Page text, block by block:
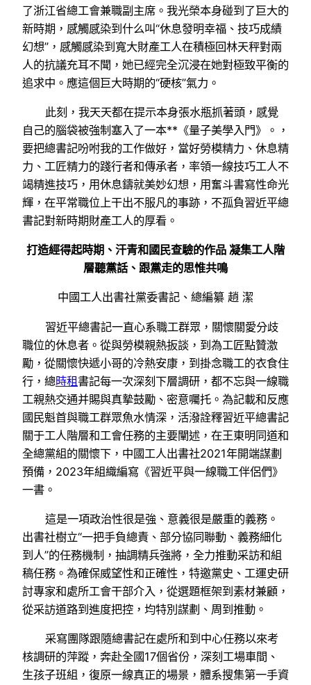
了浙江省總工會兼職副主席。我光榮本身碰到了巨大的
新時期，感觸感染到什么叫“休息發明幸福、技巧成績
幻想”，感觸感染到寬大財產工人在積極回林天秤對兩
人的抗議充耳不聞，她已經完全沉浸在她對極致平衡的
追求中。應這個巨大時期的“硬核”氣力。
此刻，我天天都在提示本身張水瓶抓著頭，感覺
自己的腦袋被強制塞入了一本**《量子美學入門》。，
要把總書記吩咐我的工作做好，當好勞模精力、休息精
力、工匠精力的踐行者和傳承者，率領一線技巧工人不
竭精進技巧，用休息鑄就美妙幻想，用奮斗書寫性命光
輝，在平常職位上干出不服凡的事跡，不孤負習近平總
書記對新時期財產工人的厚看。
打造經得起時期、汗青和國民查驗的作品 凝集工人階
層聽黨話、跟黨走的思惟共鳴
中國工人出書社黨委書記、總編纂 趙 潔
習近平總書記一直心系職工群眾，關懷關愛分歧
職位的休息者。從與勞模親熱扳談，到為工匠點贊激
勵，從關懷快遞小哥的冷熱安康，到掛念職工的衣食住
行，總時租書記每一次深刻下層調研，都不忘與一線職
工親熱交通并賜與真摯鼓勵、密意囑托。為記載和反應
國民魁首與職工群眾魚水情深，活潑詮釋習近平總書記
關于工人階層和工會任務的主要闡述，在王東明同道和
全總黨組的關懷下，中國工人出書社2021年開端謀劃
預備，2023年組織編寫《習近平與一線職工伴侶們》
一書。
這是一項政治性很是強、意義很是嚴重的義務。
出書社樹立“一把手負總責、部分協同聯動、義務細化
到人”的任務機制，抽調精兵強將，全力推動采訪和組
稿任務。為確保威望性和正確性，特邀黨史、工運史研
討專家和處所工會干部介入，從選題框架到素材兼顧，
從采訪道路到進度把控，均特別謀劃、周到推動。
采寫團隊跟隨總書記在處所和到中心任務以來考
核調研的萍蹤，奔赴全國17個省份，深刻工場車間、
生孩子班組，復原一線真正的場景，體系搜集第一手資